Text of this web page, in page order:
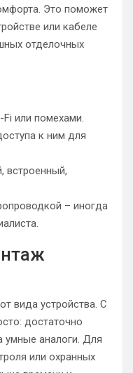
Это поможет
или кабеле
отделочных
или помехами.
к ним для
встроенный,
– иногда
вида устройства. С
достаточно
умные аналоги. Для
или охранных